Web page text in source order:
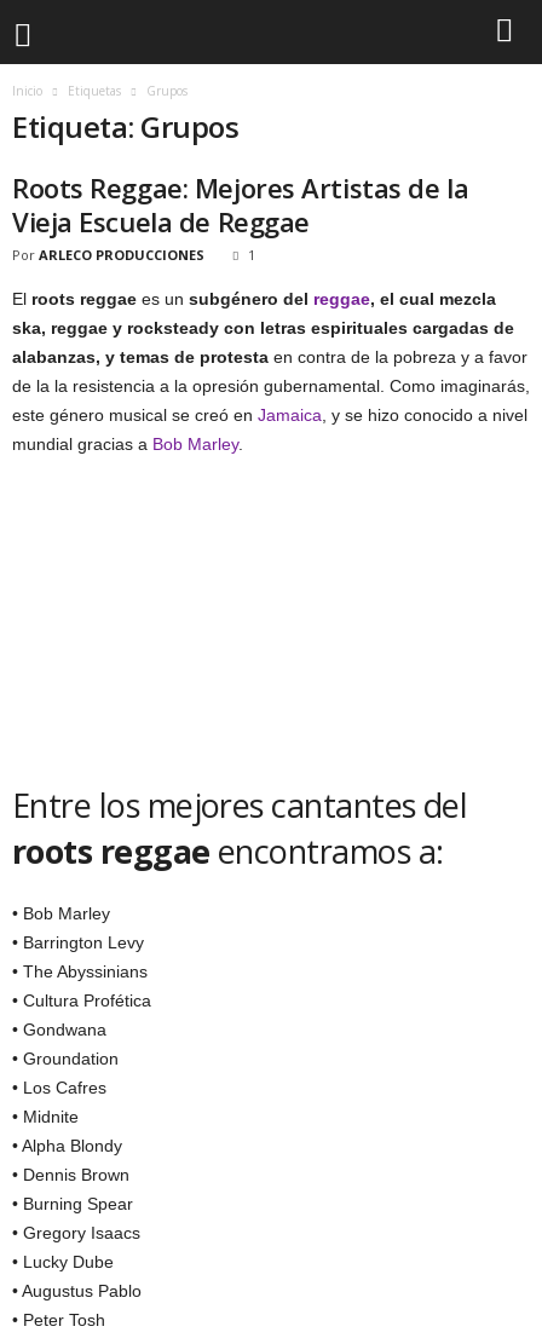
Inicio Etiquetas Grupos
Etiqueta: Grupos
Roots Reggae: Mejores Artistas de la
Vieja Escuela de Reggae
Por ARLECO PRODUCCIONES 1
El roots reggae es un subgénero del reggae, el cual mezcla
ska, reggae y rocksteady con letras espirituales cargadas de
alabanzas, y temas de protesta en contra de la pobreza y a favor
de la la resistencia a la opresión gubernamental. Como imaginarás,
este género musical se creó en Jamaica , y se hizo conocido a nivel
mundial gracias a Bob Marley.
Entre los mejores cantantes del
roots reggae encontramos a:
• Bob Marley
• Barrington Levy
• The Abyssinians
• Cultura Profética
• Gondwana
• Groundation
• Los Cafres
• Midnite
• Alpha Blondy
• Dennis Brown
• Burning Spear
• Gregory Isaacs
• Lucky Dube
• Augustus Pablo
• Peter Tosh